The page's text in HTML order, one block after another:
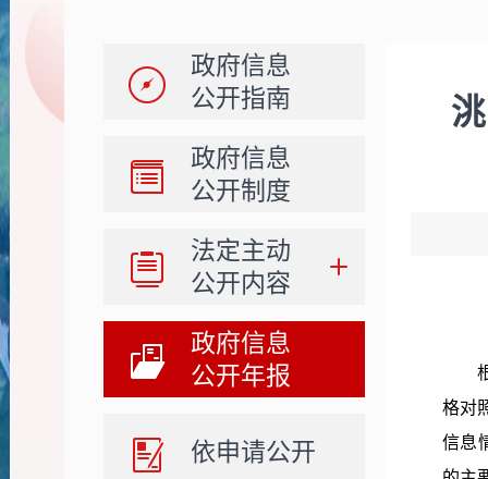
政府信息
公开指南
政府信息
公开制度
法定主动
公开内容
政府信息
公开年报
依申请公开
格对
信息